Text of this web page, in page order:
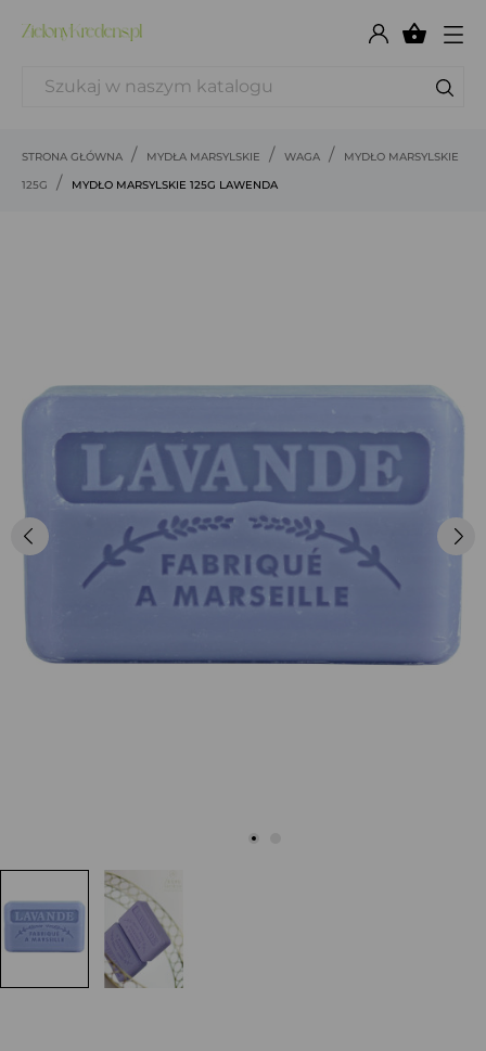

STRONA GŁÓWNA MYDŁA MARSYLSKIE WAGA
MYDŁO MARSYLSKIE
125G
MYDŁO MARSYLSKIE 125G LAWENDA